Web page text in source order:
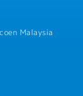
Malaysia